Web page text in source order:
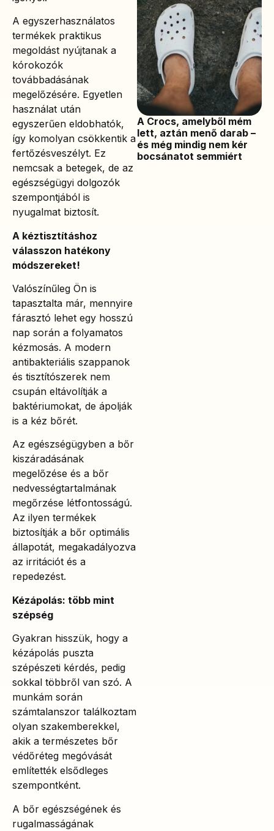
A egyszerhasználatos
termékek praktikus
megoldást nyújtanak a
kórokozók
továbbadásának
megelőzésére. Egyetlen
használat után
egyszerűen eldobhatók,
így komolyan csökkentik a
fertőzésveszélyt. Ez
nemcsak a betegek, de az
egészségügyi dolgozók
szempontjából is
nyugalmat biztosít.
A kéztisztításhoz
válasszon hatékony
módszereket!
Valószínűleg Ön is
tapasztalta már, mennyire
fárasztó lehet egy hosszú
nap során a folyamatos
kézmosás. A modern
antibakteriális szappanok
és tisztítószerek nem
csupán eltávolítják a
baktériumokat, de ápolják
is a kéz bőrét.
Az egészségügyben a bőr
kiszáradásának
megelőzése és a bőr
nedvességtartalmának
megőrzése létfontosságú.
Az ilyen termékek
biztosítják a bőr optimális
állapotát, megakadályozva
az irritációt és a
repedezést.
Kézápolás: több mint
szépség
Gyakran hisszük, hogy a
kézápolás puszta
szépészeti kérdés, pedig
sokkal többről van szó. A
munkám során
számtalanszor találkoztam
olyan szakemberekkel,
akik a természetes bőr
védőréteg megóvását
említették elsődleges
szempontként.
A bőr egészségének és
rugalmasságának
A Crocs, amelyből mém
lett, aztán menő darab –
és még mindig nem kér
bocsánatot semmiért